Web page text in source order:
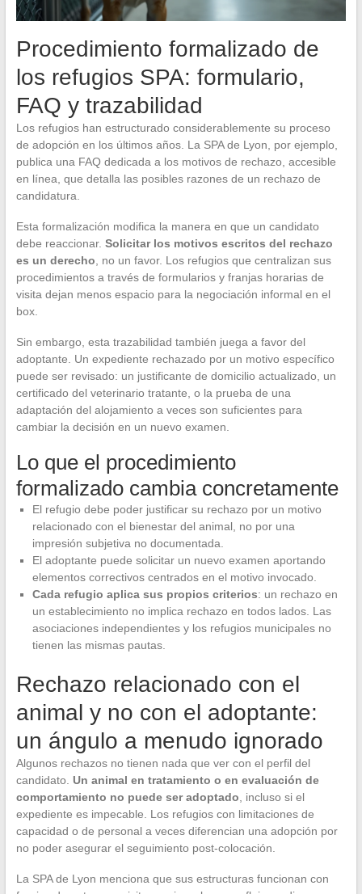
Procedimiento formalizado de
los refugios SPA: formulario,
FAQ y trazabilidad
Los refugios han estructurado considerablemente su proceso
de adopción en los últimos años. La SPA de Lyon, por ejemplo,
publica una FAQ dedicada a los motivos de rechazo, accesible
en línea, que detalla las posibles razones de un rechazo de
candidatura.
Esta formalización modifica la manera en que un candidato
debe reaccionar. Solicitar los motivos escritos del rechazo
es un derecho , no un favor. Los refugios que centralizan sus
procedimientos a través de formularios y franjas horarias de
visita dejan menos espacio para la negociación informal en el
box.
Sin embargo, esta trazabilidad también juega a favor del
adoptante. Un expediente rechazado por un motivo específico
puede ser revisado: un justificante de domicilio actualizado, un
certificado del veterinario tratante, o la prueba de una
adaptación del alojamiento a veces son suficientes para
cambiar la decisión en un nuevo examen.
Lo que el procedimiento
formalizado cambia concretamente
El refugio debe poder justificar su rechazo por un motivo
relacionado con el bienestar del animal, no por una
impresión subjetiva no documentada.
El adoptante puede solicitar un nuevo examen aportando
elementos correctivos centrados en el motivo invocado.
Cada refugio aplica sus propios criterios: un rechazo en
un establecimiento no implica rechazo en todos lados. Las
asociaciones independientes y los refugios municipales no
tienen las mismas pautas.
Rechazo relacionado con el
animal y no con el adoptante:
un ángulo a menudo ignorado
Algunos rechazos no tienen nada que ver con el perfil del
candidato. Un animal en tratamiento o en evaluación de
comportamiento no puede ser adoptado , incluso si el
expediente es impecable. Los refugios con limitaciones de
capacidad o de personal a veces diferencian una adopción por
no poder asegurar el seguimiento post-colocación.
La SPA de Lyon menciona que sus estructuras funcionan con